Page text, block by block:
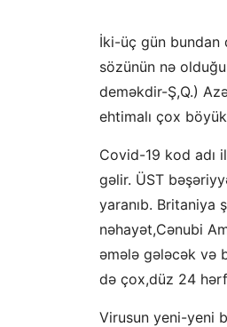
İki-üç gün bundan
sözünün nə
deməkdir-Ş,Q.)
ehtimalı çox
Covid-19 kod adı
gəlir. ÜST
yaranıb. Britaniya
nəhayət,Cənubi
əmələ gələcək və
də çox,düz 24
Virusun yeni-yeni